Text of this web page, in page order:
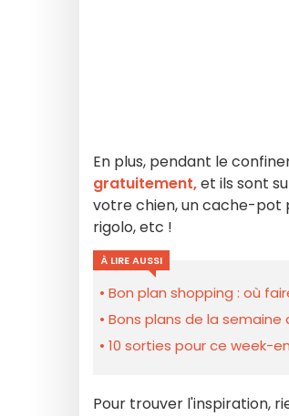
En plus, pendant le
gratuitement,et ils sont
votre chien, un cache-pot
rigolo, etc !
À LIRE AUSSI
Bon plan shopping : où
Bons plans de la semaine
10 sorties pour ce week-
Pour trouver l'inspiration,